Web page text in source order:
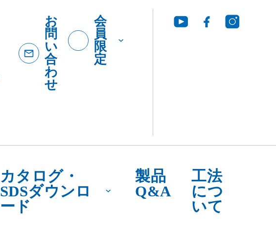
お
問
い
合
わ
せ
会
員
限
定
カタログ・
SDSダウンロ
ード
製品
Q&A
工法
につ
いて